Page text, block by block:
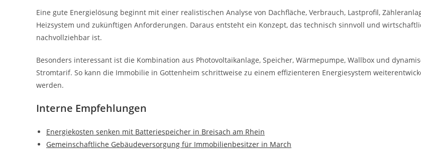
Eine gute Energielösung beginnt mit einer realistischen Analyse von Dachfläche, Verbrauch, Lastprofil,
Heizsystem und zukünftigen Anforderungen. Daraus entsteht ein Konzept, das technisch sinnvoll und
nachvollziehbar ist.
Besonders interessant ist die Kombination aus Photovoltaikanlage, Speicher, Wärmepumpe, Wallbox und
Stromtarif. So kann die Immobilie in Gottenheim schrittweise zu einem effizienteren Energiesystem
werden.
Interne Empfehlungen
Energiekosten senken mit Batteriespeicher in Breisach am Rhein
Gemeinschaftliche Gebäudeversorgung für Immobilienbesitzer in March